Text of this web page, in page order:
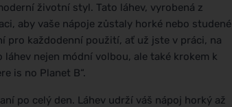
životní styl. Tato láhev, vyrobená z
aby vaše nápoje zůstaly horké nebo studené
pro každodenní použití, ať už jste v práci, na
láhev nejen módní volbou, ale také krokem k
is no Planet B“.
po celý den. Láhev udrží váš nápoj horký až